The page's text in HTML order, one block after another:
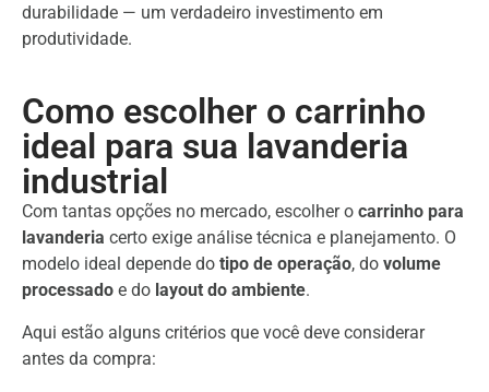
durabilidade — um verdadeiro investimento em
produtividade.
Como escolher o carrinho
ideal para sua lavanderia
industrial
Com tantas opções no mercado, escolher o carrinho para
lavanderia certo exige análise técnica e planejamento. O
modelo ideal depende do tipo de operação, do volume
processado e do layout do ambiente.
Aqui estão alguns critérios que você deve considerar
antes da compra: